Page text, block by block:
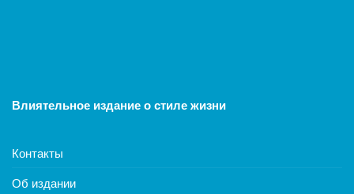
Влиятельное издание о стиле жизни
Контакты
Об издании